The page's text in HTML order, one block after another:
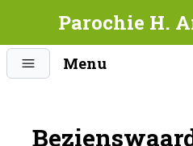
Parochie H.
Menu